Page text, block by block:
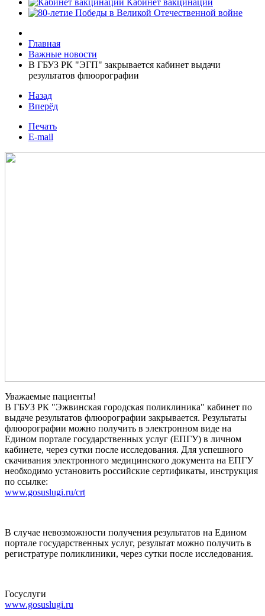
Кабинет вакцинации
Главная
Важные новости
В ГБУЗ РК "ЭГП" закрывается кабинет выдачи
результатов флюорографии
Назад
Вперёд
Печать
E-mail
Уважаемые пациенты!
В ГБУЗ РК "Эжвинская городская поликлиника" кабинет по
выдаче результатов флюорографии закрывается. Результаты
флюорографии можно получить в электронном виде на
Едином портале государственных услуг (ЕПГУ) в личном
кабинете, через сутки после исследования. Для успешного
скачивания электронного медицинского документа на ЕПГУ
необходимо установить российские сертификаты, инструкция
по ссылке:
www.gosuslugi.ru/crt
В случае невозможности получения результатов на Едином
портале государственных услуг, результат можно получить в
регистратуре поликлиники, через сутки после исследования.
Госуслуги
www.gosuslugi.ru